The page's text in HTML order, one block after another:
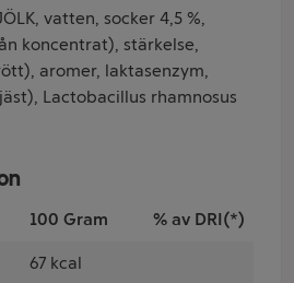
vatten, socker 4,5 %,
koncentrat), stärkelse,
aromer, laktasenzym,
Lactobacillus rhamnosus
100 Gram % av DRI(*)
67 kcal